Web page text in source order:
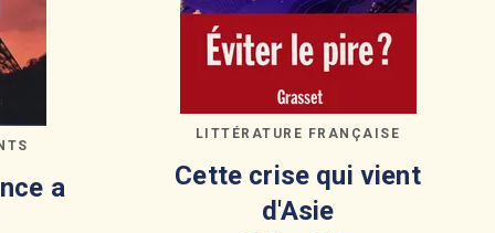
a
LITTÉRATURE FRANÇAISE
Cette crise qui vient
d'Asie